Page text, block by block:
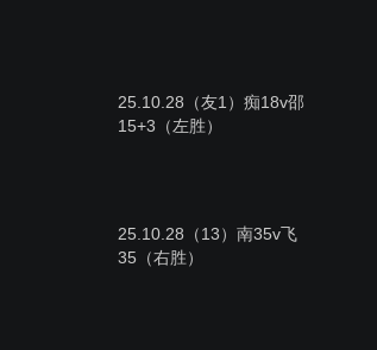
25.10.28（友1）痴18v邵
15+3（左胜）
25.10.28（13）南35v飞
35（右胜）